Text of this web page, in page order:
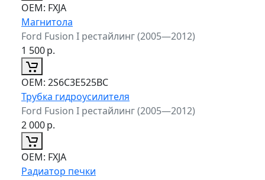
ОЕМ: FXJA
Магнитола
Ford Fusion I рестайлинг (2005—2012)
1 500р.
ОЕМ: 2S6C3E525BC
Трубка гидроусилителя
Ford Fusion I рестайлинг (2005—2012)
2 000р.
ОЕМ: FXJA
Радиатор печки